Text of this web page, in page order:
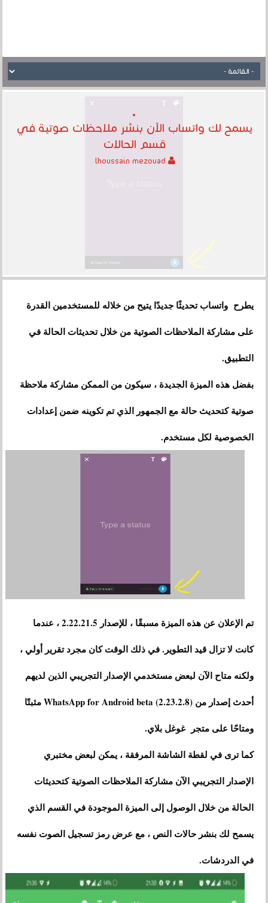
يسمح لك واتساب الآن بنشر ملاحظات صوتية في
قسم الحالات
يطرح واتساب تحديثًا جديدًا يتيح من خلاله للمستخدمين القدرة
على مشاركة الملاحظات الصوتية من خلال تحديثات الحالة في
التطبيق.
بفضل هذه الميزة الجديدة ، سيكون من الممكن مشاركة ملاحظة
صوتية كتحديث حالة مع الجمهور الذي تم تكوينه ضمن إعدادات
الخصوصية لكل مستخدم.
تم الإعلان عن هذه الميزة مسبقًا ، للإصدار 2.22.21.5 ، عندما
كانت لا تزال قيد التطوير. في ذلك الوقت كان مجرد تقرير أولي ،
ولكنه متاح الآن لبعض مستخدمي الإصدار التجريبي الذين لديهم
أحدث إصدار من WhatsApp for Android beta (2.23.2.8) مثبتًا
ومتاحًا على متجر غوغل بلاي.
كما ترى في لقطة الشاشة المرفقة ، يمكن لبعض مختبري
الإصدار التجريبي الآن مشاركة الملاحظات الصوتية كتحديثات
الحالة من خلال الوصول إلى الميزة الموجودة في القسم الذي
يسمح لك بنشر حالات النص ، مع عرض رمز تسجيل الصوت نفسه
في الدردشات.